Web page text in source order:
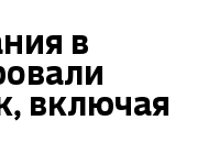
в
включая